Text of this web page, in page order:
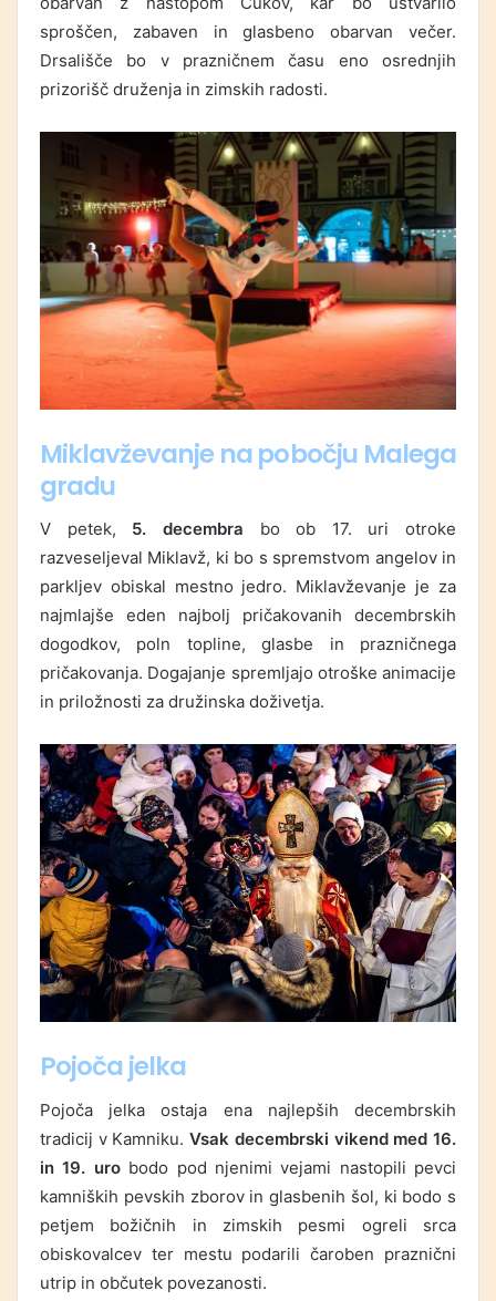
sproščen, zabaven in glasbeno obarvan večer.
Drsališče bo v prazničnem času eno osrednjih
prizorišč druženja in zimskih radosti.
Miklavževanje na pobočju Malega
gradu
V petek, 5. decembra bo ob 17. uri otroke
razveseljeval Miklavž, ki bo s spremstvom angelov in
parkljev obiskal mestno jedro. Miklavževanje je za
najmlajše eden najbolj pričakovanih decembrskih
dogodkov, poln topline, glasbe in prazničnega
pričakovanja. Dogajanje spremljajo otroške animacije
in priložnosti za družinska doživetja.
Pojoča jelka
Pojoča jelka ostaja ena najlepših decembrskih
tradicij v Kamniku.Vsak decembrski vikend med 16.
in 19. urobodo pod njenimi vejami nastopili pevci
kamniških pevskih zborov in glasbenih šol, ki bodo s
petjem božičnih in zimskih pesmi ogreli srca
obiskovalcev ter mestu podarili čaroben praznični
utrip in občutek povezanosti.